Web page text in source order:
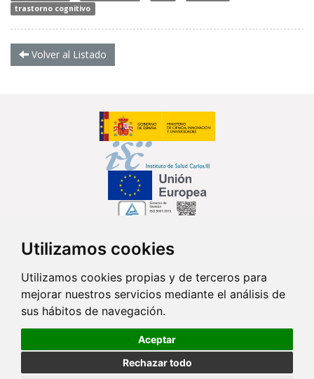
Utilizamos cookies
Utilizamos cookies propias y de terceros para
mejorar nuestros servicios mediante el análisis de
sus hábitos de navegación.
Aceptar
Rechazar todo
trastorno cognitivo
Volver al Listado
Síguenos en...
Contacto
Av. Monforte de Lemos, 3-5. Pabellón 11. Planta 0 28029 Madrid
info@ciberisciii.es